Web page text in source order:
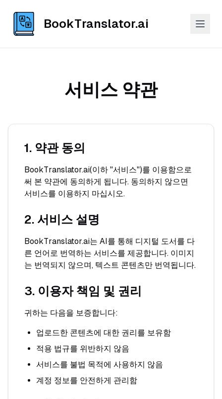
BookTranslator.ai
서비스 약관
1. 약관 동의
BookTranslator.ai(이하 "서비스")를 이용함으로
써 본 약관에 동의하게 됩니다. 동의하지 않으면
서비스를 이용하지 마십시오.
2. 서비스 설명
BookTranslator.ai는 AI를 통해 디지털 도서를 다
른 언어로 번역하는 서비스를 제공합니다. 이미지
는 번역되지 않으며, 텍스트 콘텐츠만 번역됩니다.
3. 이용자 책임 및 권리
귀하는 다음을 보증합니다:
업로드한 콘텐츠에 대한 권리를 보유함
적용 법규를 위반하지 않음
서비스를 불법 목적에 사용하지 않음
계정 정보를 안전하게 관리함